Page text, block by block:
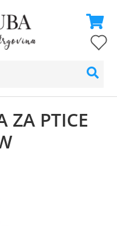
ZA PTICE